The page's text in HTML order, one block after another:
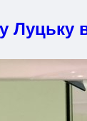
Луцьку